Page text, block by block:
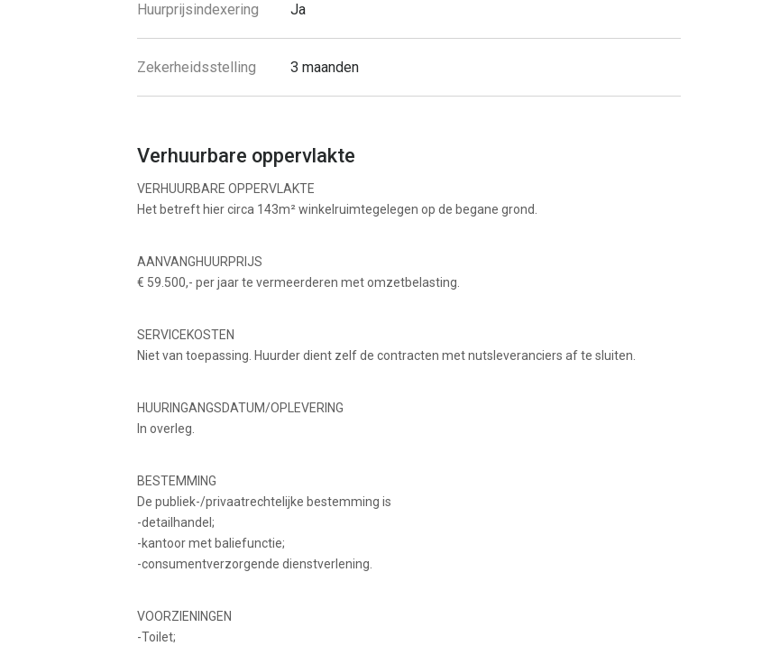
Huurprijsindexering Ja
Zekerheidsstelling 3 maanden
Verhuurbare oppervlakte
VERHUURBARE OPPERVLAKTE
Het betreft hier circa 143m² winkelruimtegelegen op de begane grond.
AANVANGHUURPRIJS
€ 59.500,- per jaar te vermeerderen met omzetbelasting.
SERVICEKOSTEN
Niet van toepassing. Huurder dient zelf de contracten met nutsleveranciers af te sluiten.
HUURINGANGSDATUM/OPLEVERING
In overleg.
BESTEMMING
De publiek-/privaatrechtelijke bestemming is
-detailhandel;
-kantoor met baliefunctie;
-consumentverzorgende dienstverlening.
VOORZIENINGEN
-Toilet;